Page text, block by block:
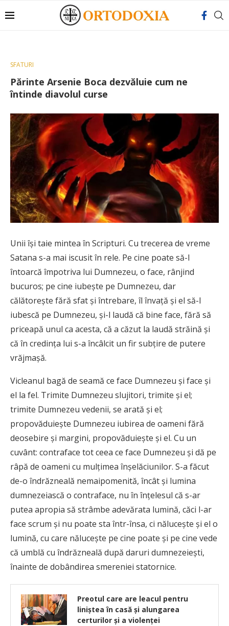
SFATURI
Părinte Arsenie Boca dezvăluie cum ne
întinde diavolul curse
Unii îşi taie mintea în Scripturi. Cu trecerea de vreme
Satana s-a mai iscusit în rele. Pe cine poate să-l
întoarcă împotriva lui Dumnezeu, o face, rânjind
bucuros; pe cine iubeşte pe Dumnezeu, dar
călătoreşte fără sfat şi întrebare, îl învaţă şi el să-l
iubescă pe Dumnezeu, şi-l laudă că bine face, fără să
priceapă unul ca acesta, că a căzut la laudă străină şi
că în credinţa lui s-a încâlcit un fir subţire de putere
vrăjmaşă.
Vicleanul bagă de seamă ce face Dumnezeu şi face şi
el la fel. Trimite Dumnezeu slujitori, trimite şi el;
trimite Dumnezeu vedenii, se arată şi el;
propovăduieşte Dumnezeu iubirea de oameni fără
deosebire şi margini, propovăduieşte şi el. Cu un
cuvânt: contraface tot ceea ce face Dumnezeu şi dă pe
râpă de oameni cu mulţimea înşelăciunilor. S-a făcut
de-o îndrăzneală nemaipomenită, încât şi lumina
dumnezeiască o contraface, nu în înţelesul că s-ar
putea apropia să strâmbe adevărata lumină, căci l-ar
face scrum şi nu poate sta într-însa, ci năluceşte şi el o
lumină, cu care năluceşte pe cine poate şi pe cine vede
că umblă cu îndrăzneală după daruri dumnezeieşti,
înainte de dobândirea smereniei statornice.
Preotul care are leacul pentru
liniştea în casă şi alungarea
certurilor şi a violenţei